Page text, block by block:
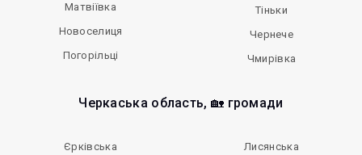
Матвіївка
Новоселиця
Погорільці
Тіньки
Чернече
Чмирівка
Черкаська область, 🏡 громади
Єрківська
Лисянська